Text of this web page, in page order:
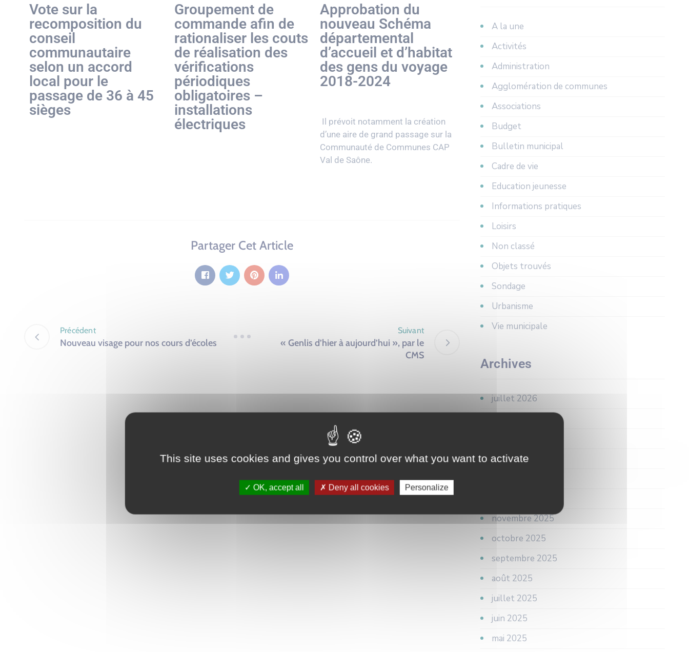
Vote sur la
recomposition du
conseil
communautaire
selon un accord
local pour le
passage de 36 à 45
sièges
Groupement de
commande afin de
rationaliser les couts
de réalisation des
vérifications
périodiques
obligatoires –
installations
électriques
Approbation du
nouveau Schéma
départemental
d’accueil et d’habitat
des gens du voyage
2018-2024
Il prévoit notamment la création
d’une aire de grand passage sur la
Communauté de Communes CAP
Val de Saône.
Partager Cet Article
Précédent
Nouveau visage pour nos cours d’écoles
Suivant
« Genlis d’hier à aujourd’hui », par le
CMS
A la une
Activités
Administration
Agglomération de communes
Associations
Budget
Bulletin municipal
Cadre de vie
Education jeunesse
Informations pratiques
Loisirs
Non classé
Objets trouvés
Sondage
Urbanisme
Vie municipale
Archives
juillet 2026
mars 2026
novembre 2025
octobre 2025
septembre 2025
août 2025
juillet 2025
juin 2025
mai 2025
This site uses cookies and gives you control over what you want to activate
OK, accept all Deny all cookies Personalize